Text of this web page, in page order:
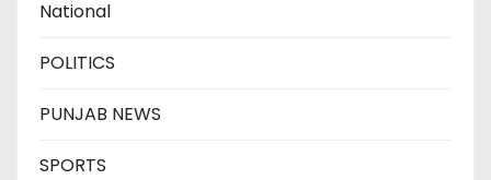
National
POLITICS
PUNJAB NEWS
SPORTS